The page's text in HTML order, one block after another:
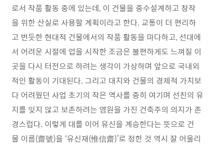
로서 작품 활동 중에 있는데, 이 건물을 중수설계하고 창작
을 위한 산실로 사용할 계획이라고 한다. 교통이 더 편리하
고 번듯한 현대적 건물에서의 작품 활동을 마다하고, 선대에
서 어려운 시절에 업을 시작한 조금은 불편하게도 느껴질 이
곳을 다시 터전으로 하려는 생각이 가상하며 앞으로 국내외
적인 활동이 기대된다. 그리고 대지와 건물의 경제적 가치보
다 어려웠던 사업 초기의 작은 역사를 중히 여기며 선친의 유
지를 잊지 않고 보존하려는 염원을 가진 건축주의 의지가 존
경스럽다. 이렇게 대를 이어 유신을 계승한다는 뜻으로 건
물 이름(齋號)을 ‘유신재(惟信齋)’로 정한 것 역시 잘 어울리